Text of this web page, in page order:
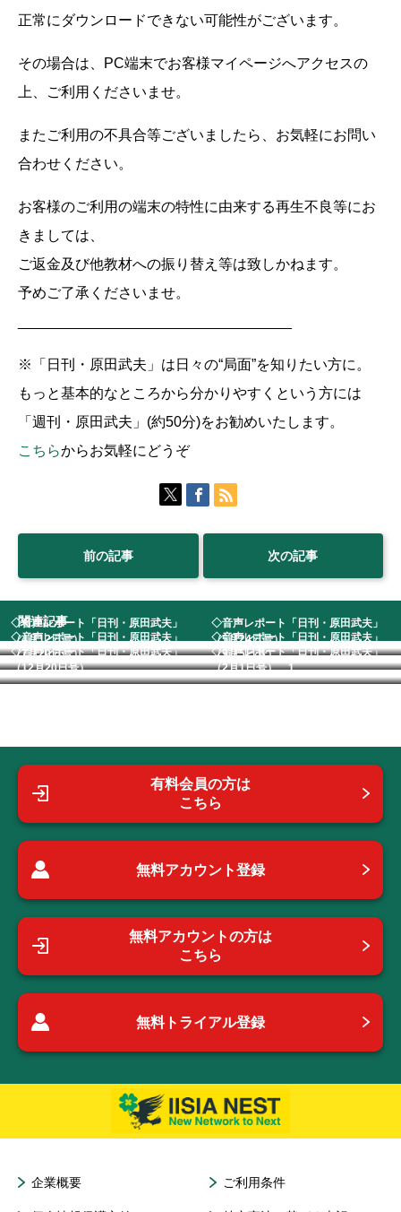
正常にダウンロードできない可能性がございます。
その場合は、PC端末でお客様マイページへアクセスの
上、ご利用くださいませ。
またご利用の不具合等ございましたら、お気軽にお問い
合わせください。
お客様のご利用の端末の特性に由来する再生不良等にお
きましては、
ご返金及び他教材への振り替え等は致しかねます。
予めご了承くださいませ。
※「日刊・原田武夫」は日々の“局面”を知りたい方に。
もっと基本的なところから分かりやすくという方には
「週刊・原田武夫」(約50分)をお勧めいたします。
こちらからお気軽にどうぞ
前の記事 次の記事
関連記事
◇音声レポート「日刊・原田武夫」
（4月12日号） ...
◇音声レポート「日刊・原田武夫」
（5月24日号） ...
◇音声レポート「日刊・原田武夫」
（7月20日号） ...
◇音声レポート「日刊・原田武夫」
（9月5日号）
◇音声レポート「日刊・原田武夫」
（12月20日号）...
◇音声レポート「日刊・原田武夫」
（2月1日号） 1...
有料会員の方は
こちら
無料アカウント登録
無料アカウントの方は
こちら
無料トライアル登録
企業概要 ご利用条件